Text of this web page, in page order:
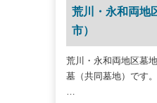
荒川・永和両地
市）
荒川・永和両地区墓
墓（共同墓地）です。
…